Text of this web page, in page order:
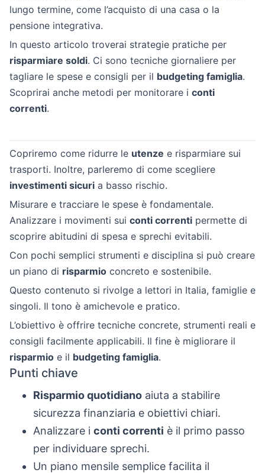
lungo termine, come l’acquisto di una casa o la
pensione integrativa.
In questo articolo troverai strategie pratiche per
risparmiare soldi. Ci sono tecniche giornaliere per
tagliare le spese e consigli per il budgeting famiglia.
Scoprirai anche metodi per monitorare i conti
correnti.
Copriremo come ridurre le utenze e risparmiare sui
trasporti. Inoltre, parleremo di come scegliere
investimenti sicuri a basso rischio.
Misurare e tracciare le spese è fondamentale.
Analizzare i movimenti sui conti correnti permette di
scoprire abitudini di spesa e sprechi evitabili.
Con pochi semplici strumenti e disciplina si può creare
un piano di risparmio concreto e sostenibile.
Questo contenuto si rivolge a lettori in Italia, famiglie e
singoli. Il tono è amichevole e pratico.
L’obiettivo è offrire tecniche concrete, strumenti reali e
consigli facilmente applicabili. Il fine è migliorare il
risparmio e il budgeting famiglia.
Punti chiave
Risparmio quotidiano aiuta a stabilire
sicurezza finanziaria e obiettivi chiari.
Analizzare i conti correnti è il primo passo
per individuare sprechi.
Un piano mensile semplice facilita il